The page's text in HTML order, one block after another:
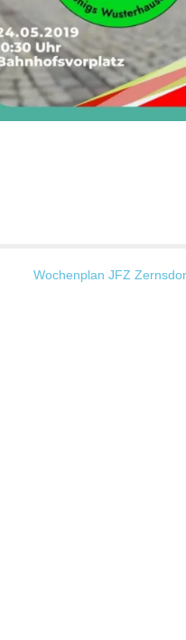
Wochenplan JFZ